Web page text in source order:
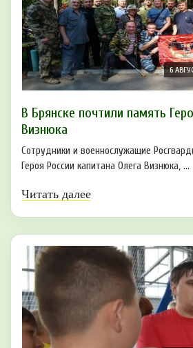
6
В Брянске почтили память
Визнюка
Сотрудники и военнослужащие
Героя России капитана Олега Визнюка, ...
Читать далее